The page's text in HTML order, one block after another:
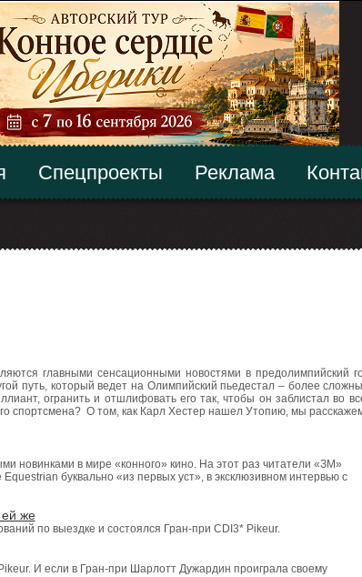
Спецпроекты Реклама
главными сенсационными новостями в предолимпийский
путь, который ведет на Олимпийский пьедестал – более
огранить и отшлифовать его так, чтобы он заблистал во
спортсмена? О том, как Карл Хестер нашел Утопию, мы
новинками в мире «конного» кино. На этот раз читатели «ЗМ»
буквально «из первых уст», в эксклюзивном интервью с
же
по выездке и состоялся Гран-при CDI3* Pikeur.
И если в Гран-при Шарлотт Дужардин проиграла своему